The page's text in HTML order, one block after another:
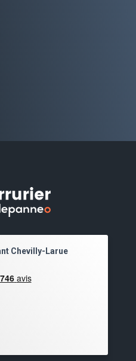
Chevilly-Larue